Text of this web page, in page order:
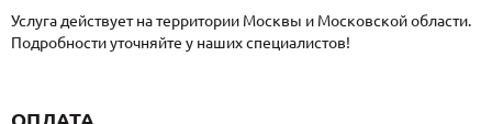
Услуга действует на территории Москвы и Московской области.
Подробности уточняйте у наших специалистов!
ОПЛАТА